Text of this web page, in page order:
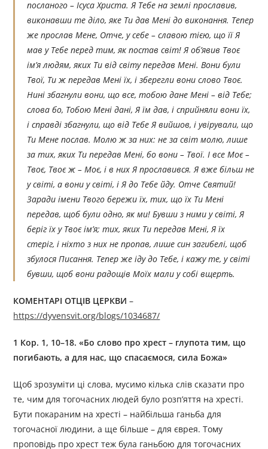
посланого – Ісуса Христа. Я Тебе на землі прославив,
виконавши те діло, яке Ти дав Мені до виконання. Тепер
же прослав Мене, Отче, у себе – славою тією, що її Я
мав у Тебе перед тим, як постав світ! Я об’явив Твоє
ім’я людям, яких Ти від світу передав Мені. Вони були
Твої, Ти ж передав Мені їх, і зберегли вони слово Твоє.
Нині збагнули вони, що все, тобою дане Мені – від Тебе;
слова бо, Тобою Мені дані, Я їм дав, і сприйняли вони їх,
і справді збагнули, що від Тебе Я вийшов, і увірували, що
Ти Мене послав. Молю ж за них: не за світ молю, лише
за тих, яких Ти передав Мені, бо вони – Твої. І все Моє –
Твоє, Твоє ж – Моє, і в них Я прославився. Я вже більш не
у світі, а вони у світі, і Я до Тебе йду. Отче Святий!
Заради імени Твого бережи їх, тих, що їх Ти Мені
передав, щоб були одно, як ми! Бувши з ними у світі, Я
беріг їх у Твоє ім’я; тих, яких Ти передав Мені, Я їх
стеріг, і ніхто з них не пропав, лише син загибелі, щоб
збулося Писання. Тепер же іду до Тебе, і кажу те, у світі
бувши, щоб вони радощів Моїх мали у собі вщерть.
КОМЕНТАРІ ОТЦІВ ЦЕРКВИ –
https://dyvensvit.org/blogs/1034687/
1 Кор. 1, 10–18. «Бо слово про хрест – глупота тим, що
погибають, а для нас, що спасаємося, сила Божа»
Щоб зрозуміти ці слова, мусимо кілька слів сказати про
те, чим для тогочасних людей було розп’яття на хресті.
Бути покараним на хресті – найбільша ганьба для
тогочасної людини, а ще більше – для єврея. Тому
проповідь про хрест теж була ганьбою для тогочасних